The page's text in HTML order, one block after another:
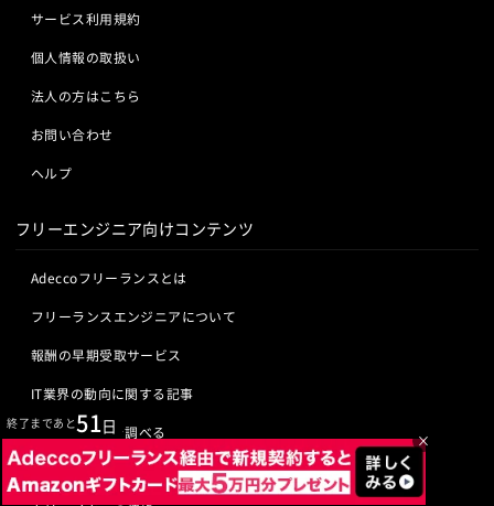
サービス利用規約
個人情報の取扱い
法人の方はこちら
お問い合わせ
ヘルプ
フリーエンジニア向けコンテンツ
Adeccoフリーランスとは
フリーランスエンジニアについて
報酬の早期受取サービス
IT業界の動向に関する記事
IT業界の用語を調べる
ITエンジニアの資格
×
終了まであと51日